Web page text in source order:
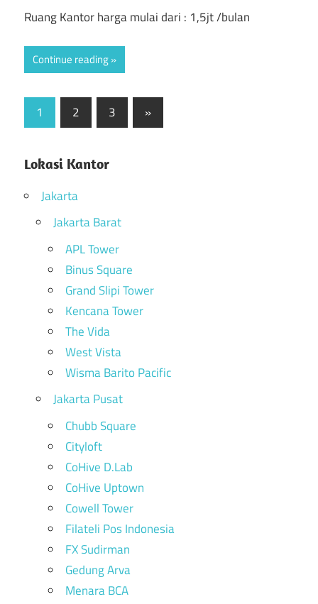
Ruang Kantor harga mulai dari : 1,5jt /bulan
Continue reading
Posts
navigation
1 2 3
Next
Posts
»
Lokasi Kantor
Jakarta
Jakarta Barat
APL Tower
Binus Square
Grand Slipi Tower
Kencana Tower
The Vida
West Vista
Wisma Barito Pacific
Jakarta Pusat
Chubb Square
Cityloft
CoHive D.Lab
CoHive Uptown
Cowell Tower
Filateli Pos Indonesia
FX Sudirman
Gedung Arva
Menara BCA